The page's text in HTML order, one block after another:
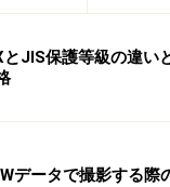
とJIS保護等級の違い
データで撮影する際